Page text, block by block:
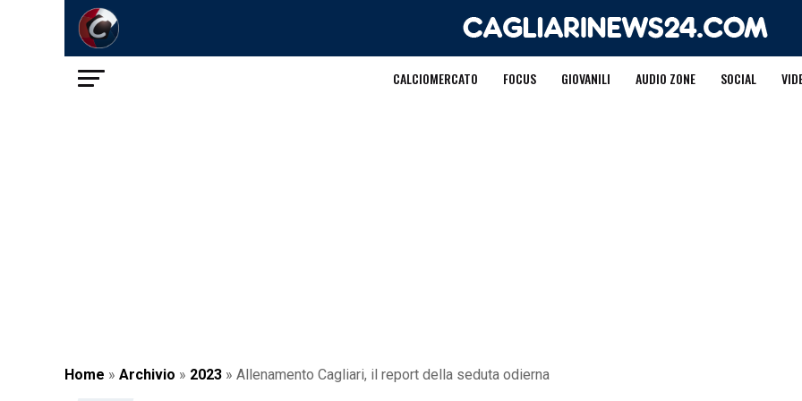
CALCIOMERCATO FOCUS GIOVANILI AUDIO ZONE SOCIAL
Home » Archivio » 2023 » Allenamento Cagliari, il report della seduta odierna